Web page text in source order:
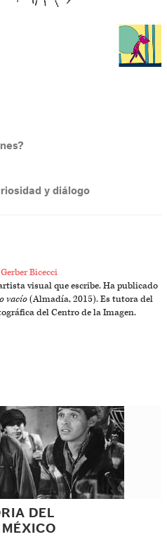
y diálogo
Bicecci
visual que escribe. Ha publicado
vacío(Almadía, 2015). Es tutora del
del Centro de la Imagen.
DEL